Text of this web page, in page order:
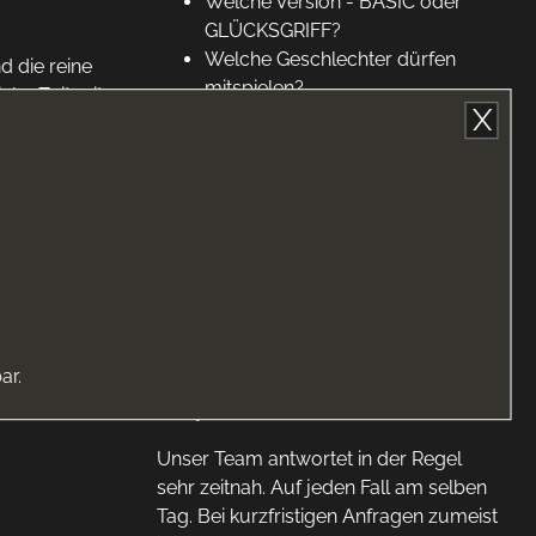
X
die reine
Zeit mit
GLÜCKSGRIFF?
Welche Geschlechter dürfen
mitspielen?
Gibt es spezielle Wünsche zum
Unser Team antwortet in der Regel
sehr zeitnah. Auf jeden Fall am selben
Tag. Bei kurzfristigen Anfragen zumeist